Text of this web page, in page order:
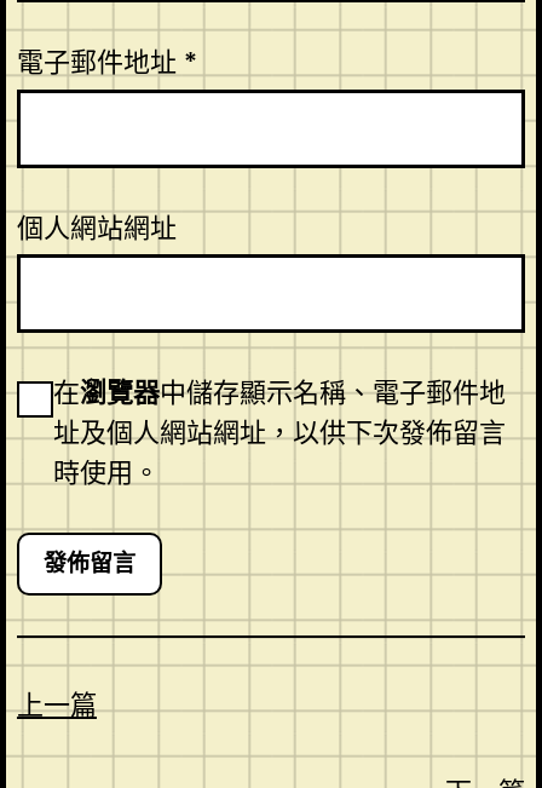
電子郵件地址 *
個人網站網址
在瀏覽器中儲存顯示名稱、電子郵件地
址及個人網站網址，以供下次發佈留言
時使用。
上一篇